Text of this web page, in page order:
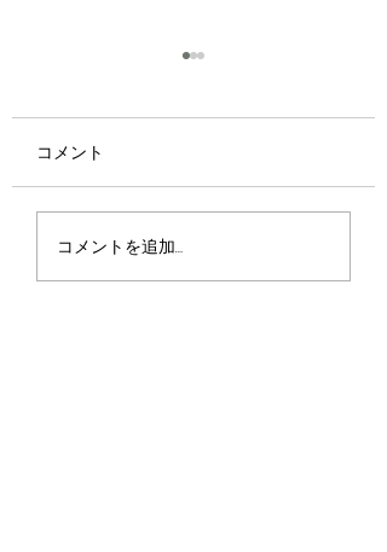
君に何が優れたものが
コメント
コメントを追加…